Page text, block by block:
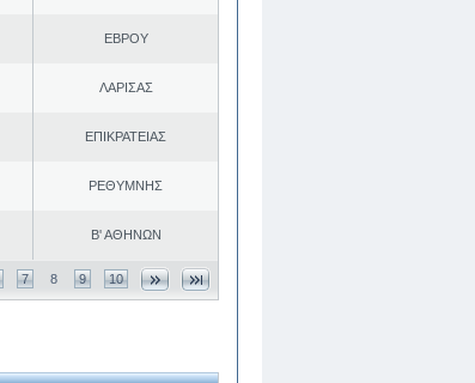
ΕΒΡΟΥ
ΛΑΡΙΣΑΣ
ΕΠΙΚΡΑΤΕΙΑΣ
ΡΕΘΥΜΝΗΣ
Β' ΑΘΗΝΩΝ
7 8 9 10